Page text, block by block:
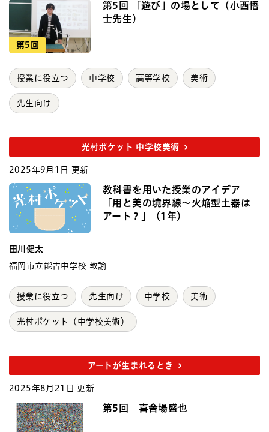
第5回
第5回 「遊び」の場として（小西悟
士先生）
授業に役立つ 中学校 高等学校 美術
先生向け
光村ポケット 中学校美術
2025年9月1日 更新
教科書を用いた授業のアイデア
「用と美の境界線〜火焔型土器は
アート？」（1年）
田川健太
福岡市立能古中学校 教諭
授業に役立つ 先生向け 中学校 美術
光村ポケット（中学校美術）
アートが生まれるとき
2025年8月21日 更新
第5回 喜舍場盛也